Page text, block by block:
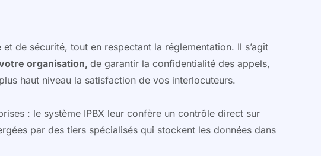
de sécurité, tout en respectant la réglementation. Il s’agit
organisation, de garantir la confidentialité des appels,
haut niveau la satisfaction de vos interlocuteurs.
: le système IPBX leur confère un contrôle direct sur
par des tiers spécialisés qui stockent les données dans